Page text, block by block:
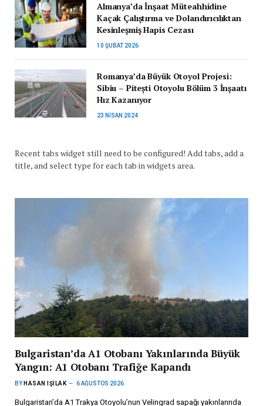
Almanya’da İnşaat Müteahhidine
Kaçak Çalıştırma ve Dolandırıcılıktan
Kesinleşmiş Hapis Cezası
10 ŞUBAT 2026
Romanya’da Büyük Otoyol Projesi:
Sibiu – Pitești Otoyolu Bölüm 3 İnşaatı
Hız Kazanıyor
23 NISAN 2024
Recent tabs widget still need to be configured! Add tabs, add a
title, and select type for each tab in widgets area.
Bulgaristan’da A1 Otobanı Yakınlarında Büyük
Yangın: A1 Otobanı Trafiğe Kapandı
BY HASAN IŞILAK 6 AĞUSTOS 2026
Bulgaristan’da A1 Trakya Otoyolu’nun Velingrad sapağı yakınlarında